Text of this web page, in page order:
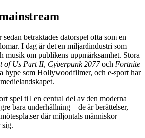
betraktades datorspel ofta som en
I dag är det en miljardindustri som
musik om publikens uppmärksamhet. Stora
of Us Part II, Cyberpunk 2077och Fortnite
hype som Hollywoodfilmer, och e-sport har
spel till en central del av den moderna
bara underhållning – de är berättelser,
där miljontals människor
sig.